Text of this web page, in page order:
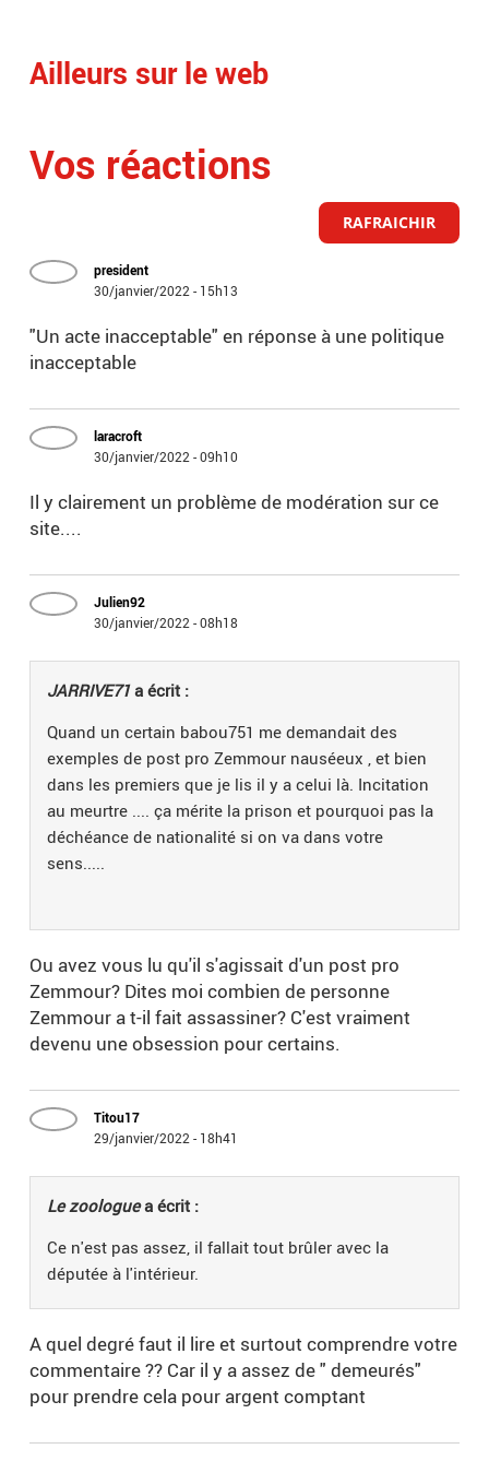
Ailleurs sur le web
Vos réactions
RAFRAICHIR
president
30/janvier/2022 - 15h13
"Un acte inacceptable" en réponse à une politique
inacceptable
laracroft
30/janvier/2022 - 09h10
Il y clairement un problème de modération sur ce
site....
Julien92
30/janvier/2022 - 08h18
JARRIVE71a écrit :
Quand un certain babou751 me demandait des
exemples de post pro Zemmour nauséeux , et bien
dans les premiers que je lis il y a celui là. Incitation
au meurtre .... ça mérite la prison et pourquoi pas la
déchéance de nationalité si on va dans votre
sens.....
Ou avez vous lu qu'il s'agissait d'un post pro
Zemmour? Dites moi combien de personne
Zemmour a t-il fait assassiner? C'est vraiment
devenu une obsession pour certains.
Titou17
29/janvier/2022 - 18h41
Le zoologuea écrit :
Ce n'est pas assez, il fallait tout brûler avec la
députée à l'intérieur.
A quel degré faut il lire et surtout comprendre votre
commentaire ?? Car il y a assez de " demeurés"
pour prendre cela pour argent comptant